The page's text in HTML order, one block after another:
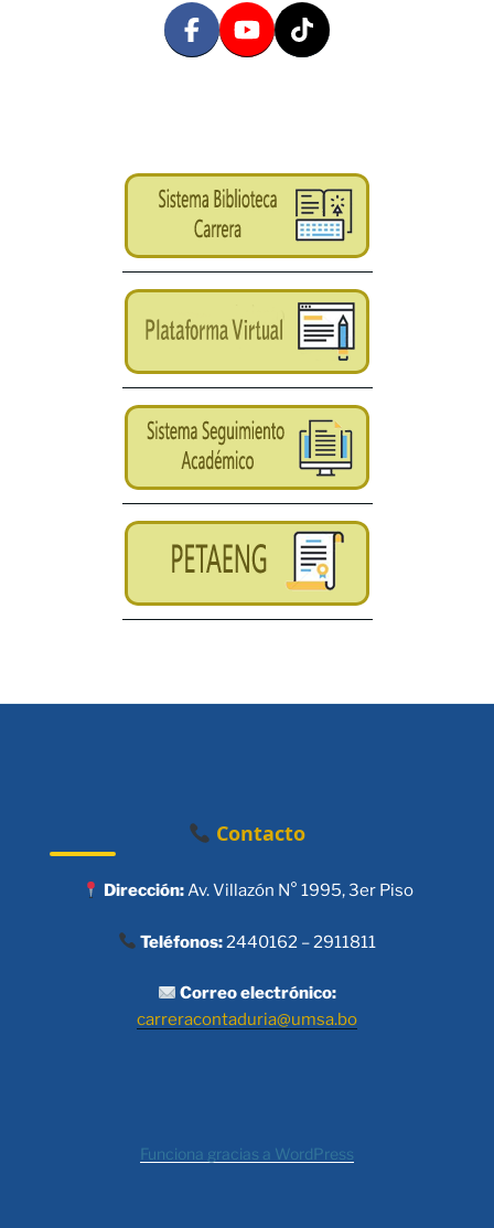
Contacto
Dirección:Av. Villazón N° 1995, 3er Piso
Teléfonos:2440162 – 2911811
Correo electrónico:
carreracontaduria@umsa.bo
Funciona gracias a WordPress